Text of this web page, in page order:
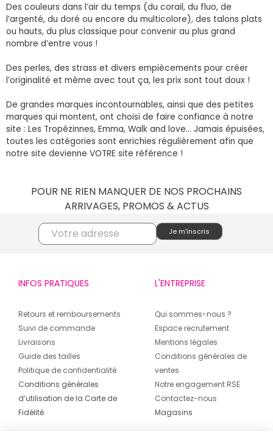
Des couleurs dans l’air du temps (du corail, du fluo, de
l’argenté, du doré ou encore du multicolore), des talons plats
ou hauts, du plus classique pour convenir au plus grand
nombre d’entre vous !
Des perles, des strass et divers empiècements pour créer
l’originalité et même avec tout ça, les prix sont tout doux !
De grandes marques incontournables, ainsi que des petites
marques qui montent, ont choisi de faire confiance à notre
site : Les Tropézinnes, Emma, Walk and love... Jamais épuisées,
toutes les catégories sont enrichies régulièrement afin que
notre site devienne VOTRE site référence !
POUR NE RIEN MANQUER DE NOS PROCHAINS
ARRIVAGES, PROMOS & ACTUS
INFOS PRATIQUES
Retours et remboursements
Suivi de commande
Livraisons
Guide des tailles
Politique de confidentialité
Conditions générales
d’utilisation de la Carte de
Fidélité
L'ENTREPRISE
Qui sommes-nous ?
Espace recrutement
Mentions légales
Conditions générales de
ventes
Notre engagement RSE
Contactez-nous
Magasins